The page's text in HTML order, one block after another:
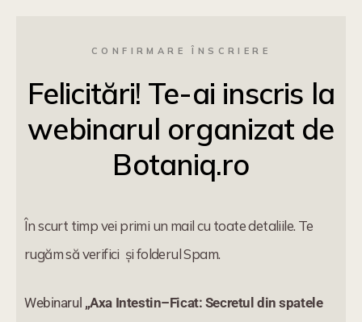
CONFIRMARE ÎNSCRIERE
Felicitări! Te-ai inscris la
webinarul organizat de
Botaniq.ro
În scurt timp vei primi un mail cu toate detaliile. Te
rugăm să verifici și folderul Spam.
Webinarul „Axa Intestin–Ficat: Secretul din spatele